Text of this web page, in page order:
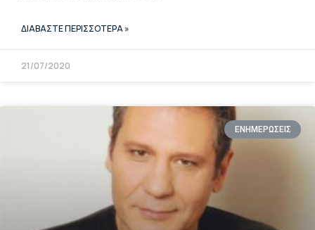
ΔΙΑΒΑΣΤΕ ΠΕΡΙΣΣΟΤΕΡΑ »
21/07/2020
ΕΝΗΜΕΡΩΣΕΙΣ